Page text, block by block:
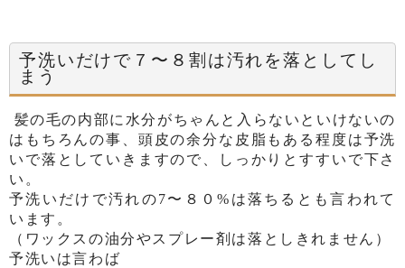
予洗いだけで７〜８割は汚れを落としてし
まう
髪の毛の内部に水分がちゃんと入らないといけないの
はもちろんの事、頭皮の余分な皮脂もある程度は予洗
いで落としていきますので、しっかりとすすいで下さ
い。
予洗いだけで汚れの7〜８０%は落ちるとも言われて
います。
（ワックスの油分やスプレー剤は落としきれません）
予洗いは言わば